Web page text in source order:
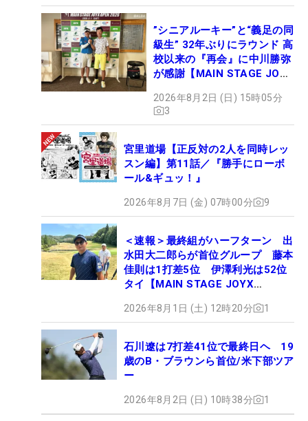
”シニアルーキー”と“義足の同
級生” 32年ぶりにラウンド 高
校以来の『再会』に中川勝弥
が感謝【MAIN STAGE JOYX
2026年8月2日 (日) 15時05分
3
宮里道場【正反対の2人を同時レッ
スン編】第11話／『勝手にローボ
ール&ギュッ！』
2026年8月7日 (金) 07時00分 9
＜速報＞最終組がハーフターン 出
水田大二郎らが首位グループ 藤本
佳則は1打差5位 伊澤利光は52位
タイ【MAIN STAGE JOYX
2026年8月1日 (土) 12時20分 1
石川遼は7打差41位で最終日ヘ 19
歳のB・ブラウンら首位/米下部ツア
ー
2026年8月2日 (日) 10時38分 1